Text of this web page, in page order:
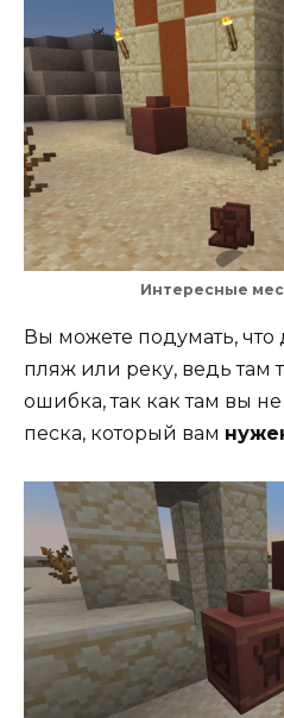
Интересные
Вы можете подумать, что
пляж или реку, ведь там
ошибка, так как там вы
песка, который вам